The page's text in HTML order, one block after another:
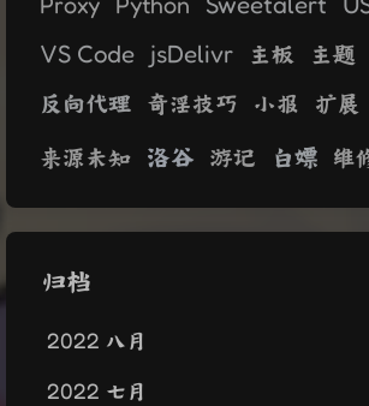
VS Code jsDelivr 主板 主题
反向代理 奇淫技巧 小报 扩展
来源未知 洛谷 游记 白嫖 维
归档
2022 八月
2022 七月